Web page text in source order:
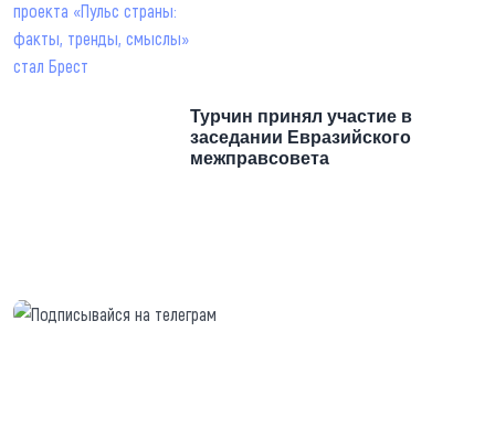
Турчин принял участие в
заседании Евразийского
межправсовета
https://t.me/minskctvby